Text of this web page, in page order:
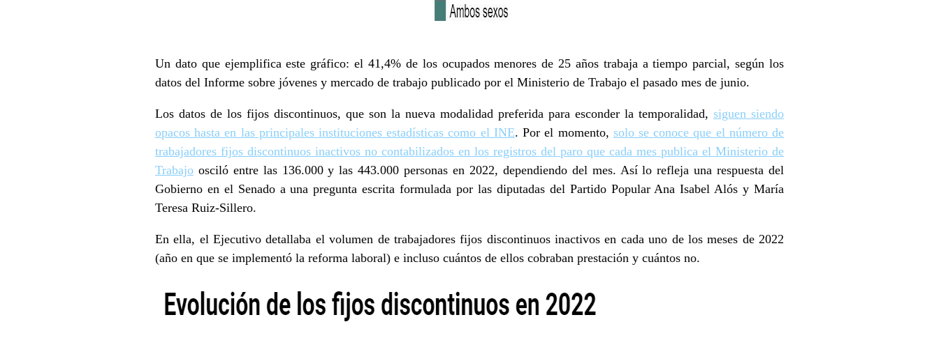
Un dato que ejemplifica este gráfico: el 41,4% de los ocupados menores de 25 años trabaja a tiempo parcial, según los
datos del Informe sobre jóvenes y mercado de trabajo publicado por el Ministerio de Trabajo el pasado mes de junio.
Los datos de los fijos discontinuos, que son la nueva modalidad preferida para esconder la temporalidad, siguen siendo
opacos hasta en las principales instituciones estadísticas como el INE. Por el momento, solo se conoce que el número de
trabajadores fijos discontinuos inactivos no contabilizados en los registros del paro que cada mes publica el Ministerio de
Trabajo osciló entre las 136.000 y las 443.000 personas en 2022, dependiendo del mes. Así lo refleja una respuesta del
Gobierno en el Senado a una pregunta escrita formulada por las diputadas del Partido Popular Ana Isabel Alós y María
Teresa Ruiz-Sillero.
En ella, el Ejecutivo detallaba el volumen de trabajadores fijos discontinuos inactivos en cada uno de los meses de 2022
(año en que se implementó la reforma laboral) e incluso cuántos de ellos cobraban prestación y cuántos no.